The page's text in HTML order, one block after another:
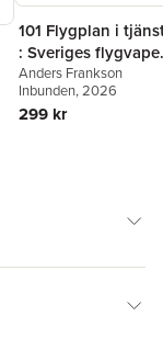
101 Flygplan i
: Sveriges
100 år
Anders Frankson
Inbunden, 2026
299 kr